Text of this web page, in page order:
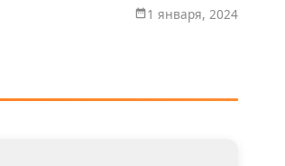
1 января, 2024